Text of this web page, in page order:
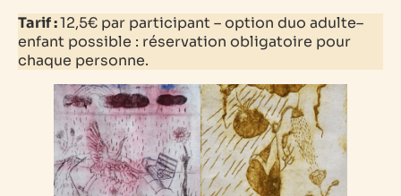
Tarif :12,5€ par participant –option duo adulte–
enfant possible : réservation obligatoire pour
chaque personne.